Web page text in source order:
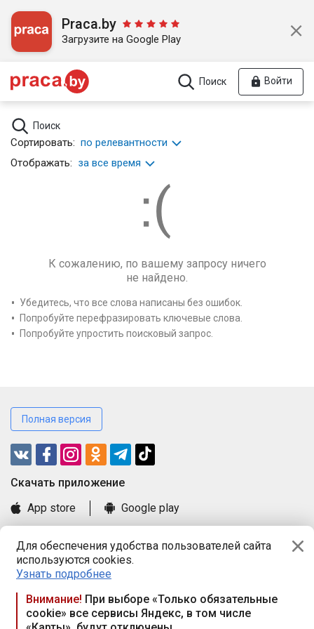
Для обеспечения удобства пользователей сайта
используются cookies.
Узнать подробнее
Внимание! При выборе «Только обязательные
cookie» все сервисы Яндекс, в том числе
Praca.by
Загрузите на Google Play
Поиск Войти
Поиск
Сортировать: по релевантности
Отображать: за все время
К сожалению, по вашему запросу ничего
не найдено.
Убедитесь, что все слова написаны без ошибок.
Попробуйте перефразировать ключевые слова.
Попробуйте упростить поисковый запрос.
Полная версия
Cкачать приложение
App store
Google play
Книга замечаний и предложений
Правила и документы
Praca.by © 2000—2026, ООО «ПРАЦА БАЙ»
Республика Беларусь, 220114, г. Минск, пр-т Независимости
117а, пом. № 9.